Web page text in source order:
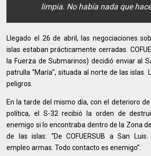
limpia. No había nada que
Llegado el 26 de abril, las negociaciones
islas estaban prácticamente cerradas.
la Fuerza de Submarinos) decidió enviar al
patrulla “María”, situada al norte de las islas.
peligros.
En la tarde del mismo día, con el deterioro
política, el S-32 recibió la orden de
enemigo si lo encontraba dentro de la Zona
de las islas: “De COFUERSUB a San
empleo armas. Todo contacto es enemigo”.